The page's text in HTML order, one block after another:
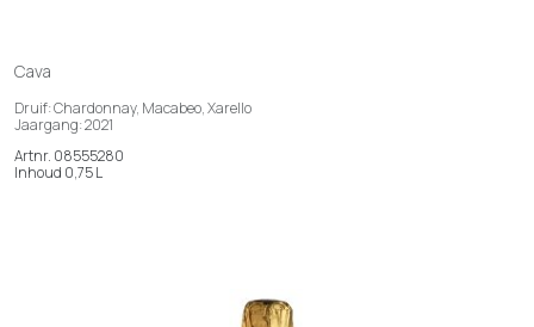
Cava
Druif: Chardonnay, Macabeo, Xarello
Jaargang: 2021
Artnr. 08555280
Inhoud 0,75 L